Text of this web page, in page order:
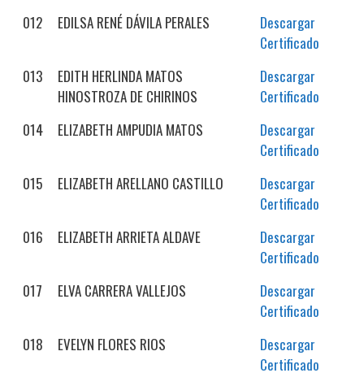
012
EDILSA RENÉ DÁVILA PERALES
Descargar
Certificado
013
EDITH HERLINDA MATOS
HINOSTROZA DE CHIRINOS
Descargar
Certificado
014
ELIZABETH AMPUDIA MATOS
Descargar
Certificado
015
ELIZABETH ARELLANO CASTILLO
Descargar
Certificado
016
ELIZABETH ARRIETA ALDAVE
Descargar
Certificado
017
ELVA CARRERA VALLEJOS
Descargar
Certificado
018
EVELYN FLORES RIOS
Descargar
Certificado